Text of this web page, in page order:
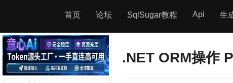
首页 论坛 SqlSugar教程 Api 生
.NET ORM操作